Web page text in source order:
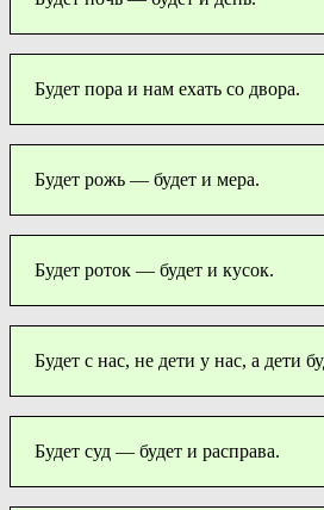
Будет пора и нам ехать со двора.
Будет рожь — будет и мера.
Будет роток — будет и кусок.
Будет с нас, не дети у нас, а дети
Будет суд — будет и расправа.